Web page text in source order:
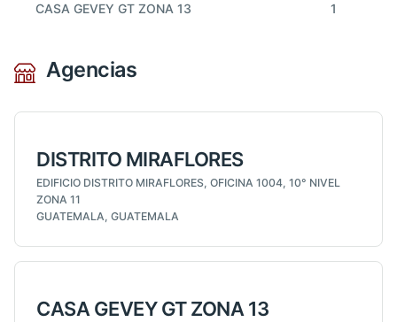
CASA GEVEY GT ZONA 13 1
Agencias
DISTRITO MIRAFLORES
EDIFICIO DISTRITO MIRAFLORES, OFICINA 1004, 10° NIVEL
ZONA 11
GUATEMALA, GUATEMALA
CASA GEVEY GT ZONA 13